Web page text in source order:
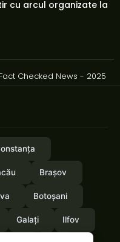
cu arcul organizate la
Checked News - 2025
Brașov
Botoșani
Galați Ilfov